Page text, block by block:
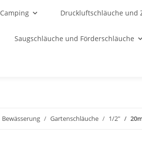
Camping Druckluftschläuche und
Saugschläuche und Förderschläuche
Bewässerung Gartenschläuche 1/2"